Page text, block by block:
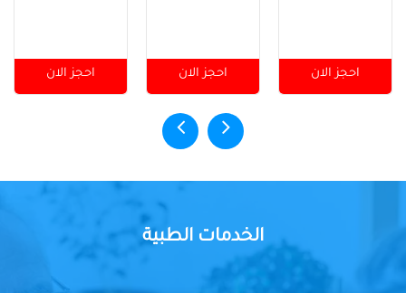
احجز الان احجز الان احجز الان
الخدمات الطبية